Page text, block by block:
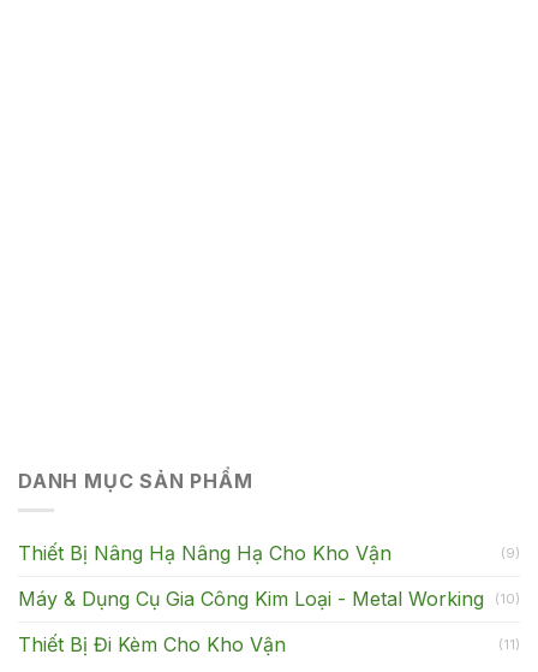
DANH MỤC SẢN PHẨM
Thiết Bị Nâng Hạ Nâng Hạ Cho Kho Vận (9)
Máy & Dụng Cụ Gia Công Kim Loại - Metal Working (10)
Thiết Bị Đi Kèm Cho Kho Vận (11)